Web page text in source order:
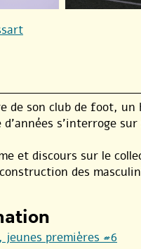
de son club de foot, un
s’interroge
et discours sur le
des
jeunes premières #6